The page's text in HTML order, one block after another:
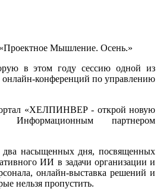
в этом году сессию одной из
конференций по управлению
«ХЕЛПИНВЕР - открой новую
Информационным партнером
насыщенных дня, посвященных
ИИ в задачи организации и
онлайн-выставка решений и
нельзя пропустить.